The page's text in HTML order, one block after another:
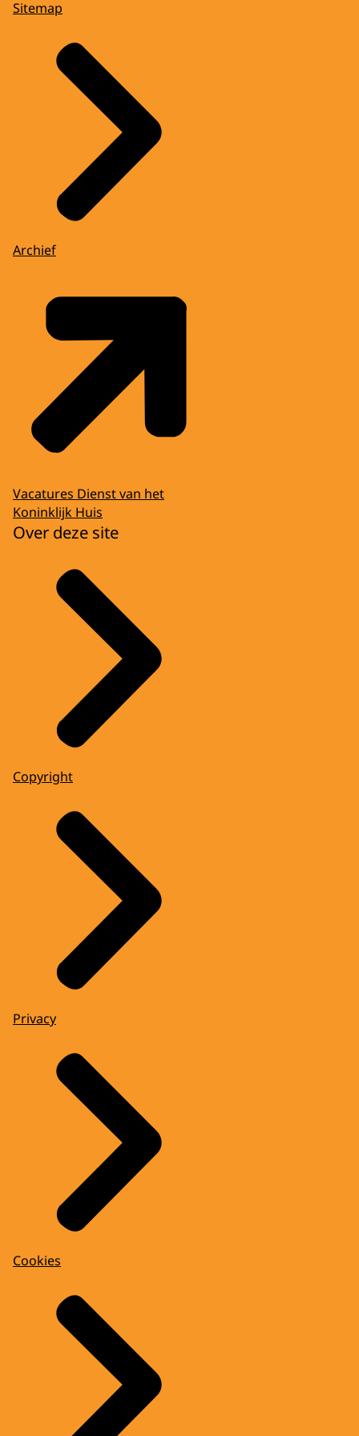
Sitemap
Archief
Vacatures Dienst van het
Koninklijk Huis
Over deze site
Copyright
Privacy
Cookies